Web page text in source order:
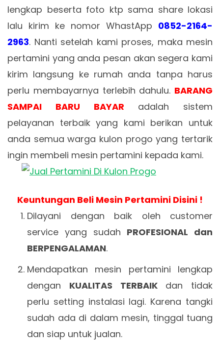
lengkap beserta foto ktp sama share lokasi
lalu kirim ke nomor WhastApp 0852-2164-
2963. Nanti setelah kami proses, maka mesin
pertamini yang anda pesan akan segera kami
kirim langsung ke rumah anda tanpa harus
perlu membayarnya terlebih dahulu. BARANG
SAMPAI BARU BAYAR adalah sistem
pelayanan terbaik yang kami berikan untuk
anda semua warga kulon progo yang tertarik
ingin membeli mesin pertamini kepada kami.
Keuntungan Beli Mesin Pertamini Disini !
Dilayani dengan baik oleh customer
service yang sudah PROFESIONAL dan
BERPENGALAMAN.
Mendapatkan mesin pertamini lengkap
dengan KUALITAS TERBAIKdan tidak
perlu setting instalasi lagi. Karena tangki
sudah ada di dalam mesin, tinggal tuang
dan siap untuk jualan.